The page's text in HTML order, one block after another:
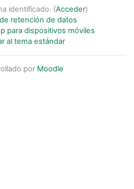
identificado. (Acceder)
retención de datos
para dispositivos móviles
al tema estándar
por Moodle